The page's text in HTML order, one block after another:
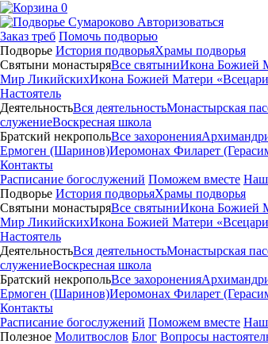
0
Авторизоваться
Заказ треб Помочь подворью
Подворье История подворьяХрамы подворья
Святыни монастыряВсе святыниИкона Божией
Мир ЛикийскихИкона Божией Матери
Настоятель
ДеятельностьВся деятельностьМонастырская
служениеВоскресная школа
Братский некропольВсе захоронения
Ермоген (Шаринов)Иеромонах Филарет
Контакты
Расписание богослужений Поможем вместе
Подворье История подворьяХрамы подворья
Святыни монастыряВсе святыниИкона Божией
Мир ЛикийскихИкона Божией Матери
Настоятель
ДеятельностьВся деятельностьМонастырская
служениеВоскресная школа
Братский некропольВсе захоронения
Ермоген (Шаринов)Иеромонах Филарет
Контакты
Расписание богослужений Поможем вместе
Полезное Молитвослов Блог Вопросы